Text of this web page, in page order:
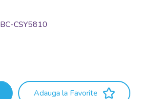
BC-CSY5810
Adauga la Favorite